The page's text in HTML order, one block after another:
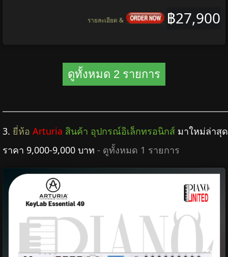
฿27,900
รายละเอียด &
ดูทั้งหมด 2 รายการ
3. ยี่ห้อ Arturia สินค้า อุปกรณ์อิเล็กทรอนิกส์ มาใหม่ล่าสุด
ราคา 9,000-9,000 บาท - ดูทั้งหมด 1 รายการ